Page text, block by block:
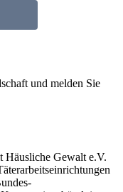
und melden Sie
Häusliche Gewalt e.V.